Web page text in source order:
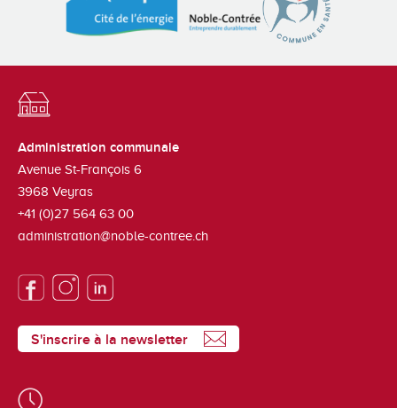
Administration communale
Avenue St-François 6
3968 Veyras
+41 (0)27 564 63 00
administration@noble-contree.ch
S'inscrire à la newsletter